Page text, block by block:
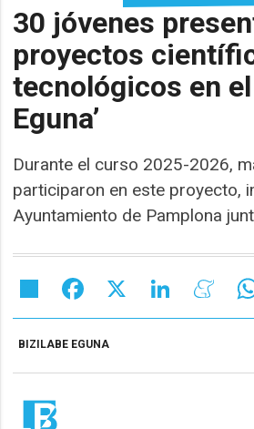
30 jóvenes
proyectos
tecnológicos en el
Eguna’
Durante el curso 2025-2026,
participaron en este proyecto,
Ayuntamiento de Pamplona
Share Facebook LinkedIn
BIZILABE EGUNA